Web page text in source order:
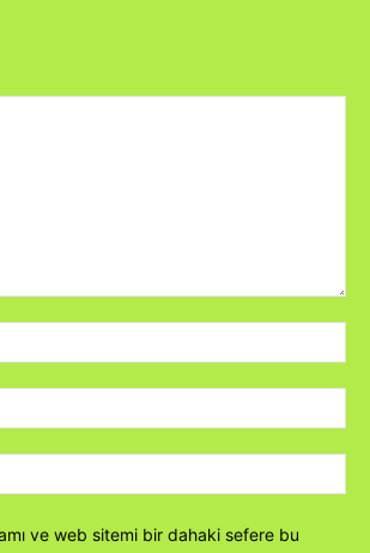
ve web sitemi bir dahaki sefere bu